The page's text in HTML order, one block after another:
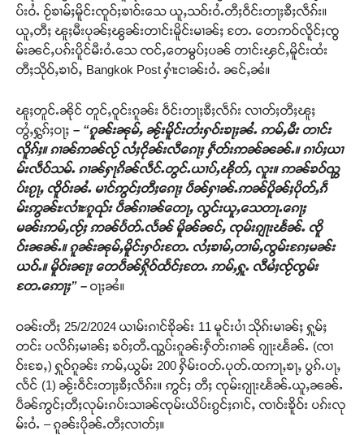
ပ်းဝႆႉ ဝႂ်ၶၢမ်ႈမိူင်းၸူဝ်ႈၶၢဝ်းသေ ယူႇသဝ်းဝႆႉတီႈဝဵင်းတႃႈၶီႈလဵၵ်း။
ယူႇတီႈ ၽူႈမီးပုၼ်ႈၽွၼ်းတၢင်းမိူင်းမၢၼ်ႈ တႄႉ တေဢဝ်လိူင်ႈၸွ
မ်းၼင်ႇပၵ်းပိူင်မီးဝႆႉသေ ၸင်ႇတေမွပ်ႈပၼ် တၢင်းၾင်ႇမိူင်းထႆး
တီႈသိုဝ်ႇၶၢဝ်ႇ Bangkok Post ႁၢႆးငၢၼ်းဝႆႉ ၼင်ႇၼႆ။
ၽူႈတူင်ႉၼိုင် တူင်ႇဝူင်းၵူၼ်း ဝဵင်းတႃႈၶီႈလဵၵ်း လၢတ်ႈတီႈၽူႈ
တွႆႇႁွၵ်ႈဝႃႈ – “ၵူၼ်းၼုမ်ႇ ၼႂ်းမိူင်းတႆးႁဝ်းၶႃႈၼႆႉ ဢမ်ႇမီး တၢင်း
လိူၵ်ႈ။ ၵၢၼ်ဢၼ်လႂ် လႆႈငိုၼ်းလီၵေႃႈ ႁဵတ်းဢၼ်ၼၼ်ႉ။ ၵၢပ်ႈယၢ
မ်းလဵဝ်သမ်ႉ ၵၢၼ်ႁႃၵိၼ်လဵင်ႉတွင်ႉယၢပ်ႇၽိုတ်ႇ လူး။ ဢၼ်ၶဝ်ၺွ
ပ်းၵႂႃႇ ၸိူဝ်းၼႆႉ မၢင်ဢွင်ႈတီႈၵေႃႈ ပဵၼ်ႁၢၼ်ႉဢၼ်ပိူၼ်ႈပိုတ်ႇၵဵ
မ်းဢွၼ်ႊလၢႆႊၵူၺ်း ပဵၼ်ၵၢၼ်တေႃႇ လွင်းယူႇသေတႃႉၵေႃႈ
မၼ်းဢမ်ႇၸႂ်ႈ ဢၼ်ပႅတ်ႉလႅၼ် မိူၼ်ၼင်ႇ ၸုမ်းၵျႃးၽႅၼ်ႉ ၸိူ
ဝ်းၼၼ်ႉ။ ၵူၼ်းၼုမ်ႇမိူင်းႁဝ်းတႄႉ လႆႈၶၢမ်ႇတၢမ်ႇၸွမ်းၵႄႈမၼ်း
ယဝ်ႉ။ မိူဝ်းၼႃႈ တေပဵၼ်ႁိုဝ်ထႅင်ႈတႄႉ ဢမ်ႇႁူႉ လီမႆႈၸႂ်ၸွမ်း
တႄႉဢေႃႈ” – ဝႃႈၼႆ။
ဝၼ်းတီႈ 25/2/2024 ယၢမ်းၵၢင်ၶိုၼ်း 11 မူင်းပၢႆ သိုၵ်းမၢၼ်ႈ ႁူမ်ႈ
တင်း ပလိၵ်ႈမၢၼ်ႈ ၶဝ်ႈတီႉၺွပ်းၵူၼ်းႁဵတ်းၵၢၼ် ၵျႃးၽႅၼ်ႉ (ၸၢ
ဝ်းၶႄႇ) ႁူဝ်ၵူၼ်း ဢမ်ႇယွမ်း 200 ႁိမ်းဝတ်ႉပုတ်ႉထဢႃႇၶႃႇ ပွၵ်ႉပႃႇ
လႅင် (1) ၼႂ်းဝဵင်းတႃႈၶီႈလဵၵ်း။ ဢွင်ႈ တီႈ ၸုမ်းၵျႃးၽႅၼ်ႉယူႇၼၼ်ႉ
ပဵၼ်ဢွင်ႈတီႈလုမ်းၵပ်းသၢၼ်ၸုမ်းယိပ်းၵွင်ႈၵၢင်ႇ ၸၢဝ်းၶိူဝ်း ပၵ်းလု
မ်းဝႆႉ – ၵူၼ်းပိုၼ်ႉတီႈလၢတ်ႈ။